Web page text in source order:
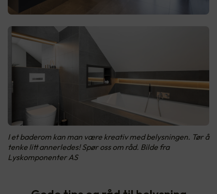
I et baderom kan man være kreativ med belysningen. Tør å
tenke litt annerledes! Spør oss om råd. Bilde fra
Lyskomponenter AS